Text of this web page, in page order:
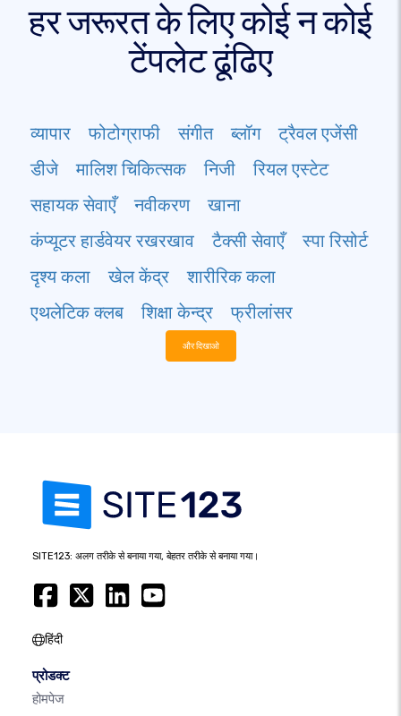
हर जरूरत के लिए कोई न कोई
टेंपलेट ढूंढिए
व्यापार फोटोग्राफी संगीत ब्लॉग
ट्रैवल एजेंसी
डीजे
मालिश चिकित्सक निजी
रियल एस्टेट
सहायक सेवाएँ
नवीकरण
खाना
कंप्यूटर हार्डवेयर रखरखाव
टैक्सी सेवाएँ
स्पा रिसोर्ट
दृश्य कला
खेल केंद्र
शारीरिक कला
एथलेटिक क्लब
शिक्षा केन्द्र फ्रीलांसर
और दिखाओ
SITE123: अलग तरीके से बनाया गया, बेहतर तरीके से बनाया गया।
हिंदी
प्रोडक्ट
होमपेज